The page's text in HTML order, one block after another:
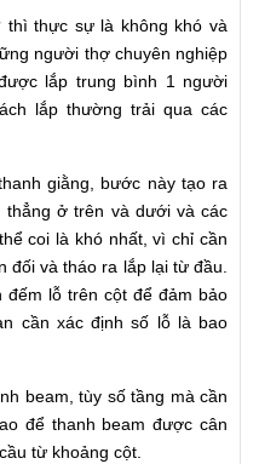
thì thực sự là không khó và
người thợ chuyên nghiệp
lắp trung bình 1 người
lắp thường trải qua các
giằng, bước này tạo ra
thẳng ở trên và dưới và các
coi là khó nhất, vì chỉ cần
đối và tháo ra lắp lại từ đầu.
lỗ trên cột để đảm bảo
cần xác định số lỗ là bao
beam, tùy số tầng mà cần
để thanh beam được cân
từ khoảng cột.